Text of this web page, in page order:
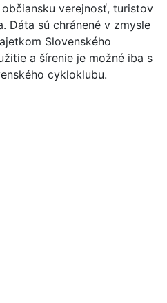
verejnosť, turistov
Dáta sú chránené v zmysle
Slovenského
a šírenie je možné iba s
cykloklubu.